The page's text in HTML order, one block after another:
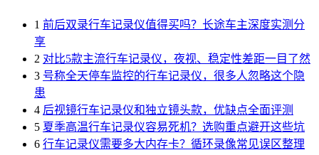
1 前后双录行车记录仪值得买吗？长途车主深度实测分
享
2 对比5款主流行车记录仪，夜视、稳定性差距一目了然
3 号称全天停车监控的行车记录仪，很多人忽略这个隐
患
4 后视镜行车记录仪和独立镜头款，优缺点全面评测
5 夏季高温行车记录仪容易死机？选购重点避开这些坑
6 行车记录仪需要多大内存卡？循环录像常见误区整理